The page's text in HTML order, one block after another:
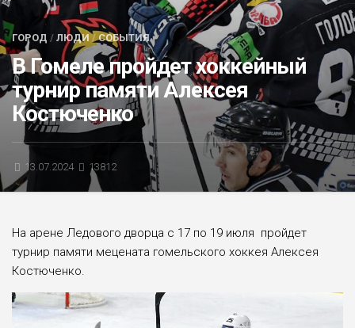
БЛИЦ-ОПРОС
АФИША
ГОРОД / ЛЮДИ/СОБЫТИЯ
В Гомеле пройдет хоккейный
турнир памяти Алексея
Костюченко
13.07.2024 13812
На арене Ледового дворца с 17 по 19 июля пройдет
турнир памяти мецената гомельского хоккея Алексея
Костюченко.